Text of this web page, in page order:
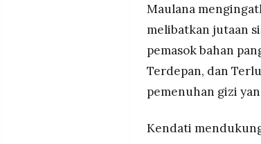
Maulana
melibatkan jutaan
pemasok bahan
Terdepan, dan
pemenuhan gizi
Kendati